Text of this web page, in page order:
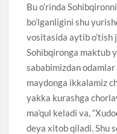
Bu o’rinda
bo’lganligini shu
vositasida aytib o’tish
Sohibqironga maktub
sababimizdan
maydonga ikkalamiz
yakka kurashga
ma’qul keladi va,
deya xitob qiladi. Shu